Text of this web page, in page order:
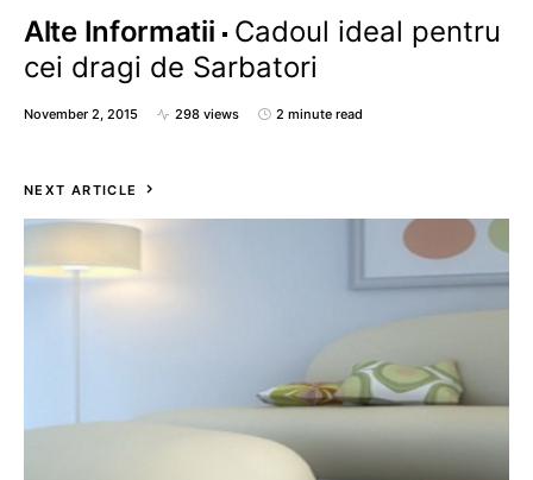
Alte Informatii
Cadoul ideal pentru
cei dragi de Sarbatori
November 2, 2015 298 views 2 minute read
NEXT ARTICLE